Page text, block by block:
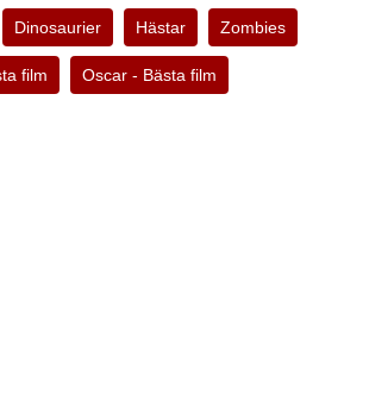
Dinosaurier Hästar Zombies
film Oscar - Bästa film